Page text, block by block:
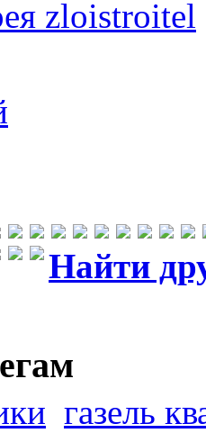
zloistroitel
Найти
газель